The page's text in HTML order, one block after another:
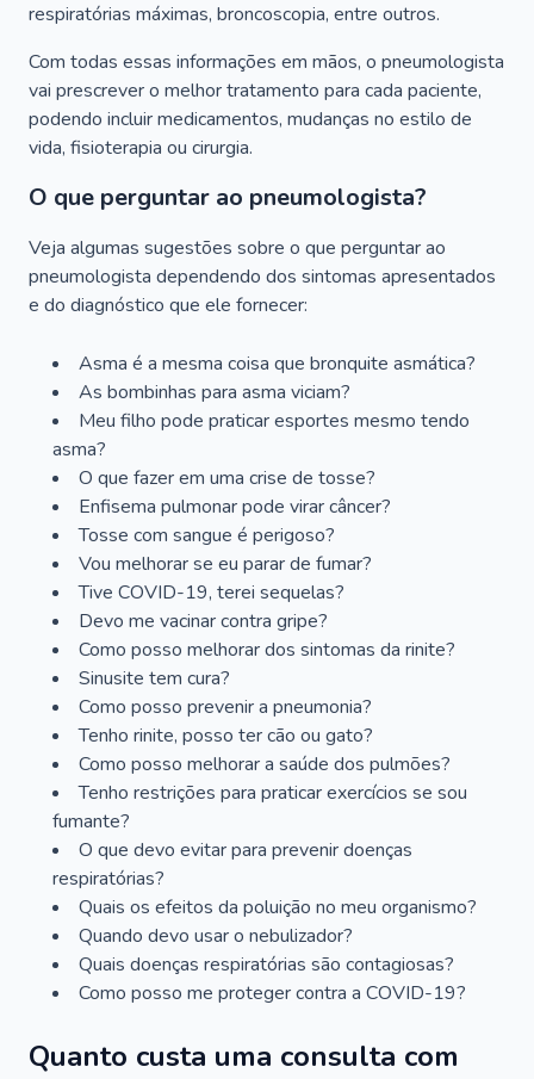
respiratórias máximas, broncoscopia, entre outros.
Com todas essas informações em mãos, o pneumologista
vai prescrever o melhor tratamento para cada paciente,
podendo incluir medicamentos, mudanças no estilo de
vida, fisioterapia ou cirurgia.
O que perguntar ao pneumologista?
Veja algumas sugestões sobre o que perguntar ao
pneumologista dependendo dos sintomas apresentados
e do diagnóstico que ele fornecer:
Asma é a mesma coisa que bronquite asmática?
As bombinhas para asma viciam?
Meu filho pode praticar esportes mesmo tendo
asma?
O que fazer em uma crise de tosse?
Enfisema pulmonar pode virar câncer?
Tosse com sangue é perigoso?
Vou melhorar se eu parar de fumar?
Tive COVID-19, terei sequelas?
Devo me vacinar contra gripe?
Como posso melhorar dos sintomas da rinite?
Sinusite tem cura?
Como posso prevenir a pneumonia?
Tenho rinite, posso ter cão ou gato?
Como posso melhorar a saúde dos pulmões?
Tenho restrições para praticar exercícios se sou
fumante?
O que devo evitar para prevenir doenças
respiratórias?
Quais os efeitos da poluição no meu organismo?
Quando devo usar o nebulizador?
Quais doenças respiratórias são contagiosas?
Como posso me proteger contra a COVID-19?
Quanto custa uma consulta com